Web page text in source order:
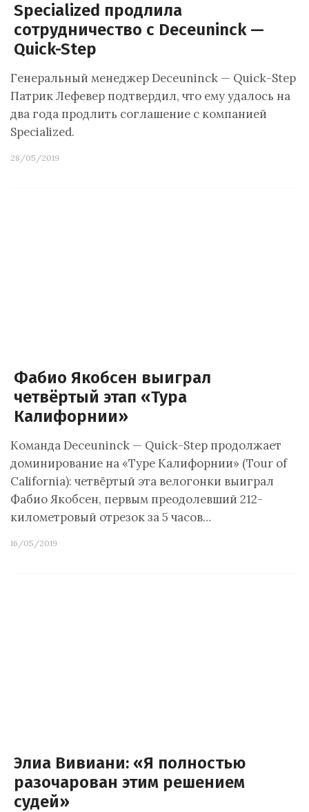
Specialized продлила
сотрудничество с Deceuninck —
Quick-Step
Генеральный менеджер Deceuninck — Quick-Step
Патрик Лефевер подтвердил, что ему удалось на
два года продлить соглашение с компанией
Specialized.
28/05/2019
Фабио Якобсен выиграл
четвёртый этап «Тура
Калифорнии»
Команда Deceuninck — Quick-Step продолжает
доминирование на «Туре Калифорнии» (Tour of
California): четвёртый эта велогонки выиграл
Фабио Якобсен, первым преодолевший 212-
километровый отрезок за 5 часов…
16/05/2019
Элиа Вивиани: «Я полностью
разочарован этим решением
судей»